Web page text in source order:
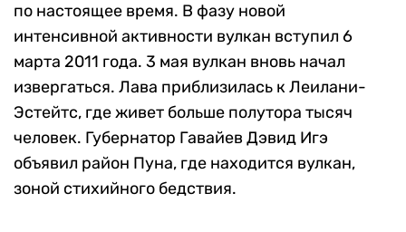
по настоящее время. В фазу новой
интенсивной активности вулкан вступил 6
марта 2011 года. 3 мая вулкан вновь начал
извергаться. Лава приблизилась к Леилани-
Эстейтс, где живет больше полутора тысяч
человек. Губернатор Гавайев Дэвид Игэ
объявил район Пуна, где находится вулкан,
зоной стихийного бедствия.